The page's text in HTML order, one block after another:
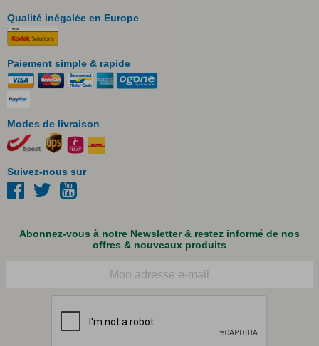
Qualité inégalée en Europe
Paiement simple & rapide
Modes de livraison
Suivez-nous sur
Abonnez-vous à notre Newsletter & restez informé de nos
offres & nouveaux produits